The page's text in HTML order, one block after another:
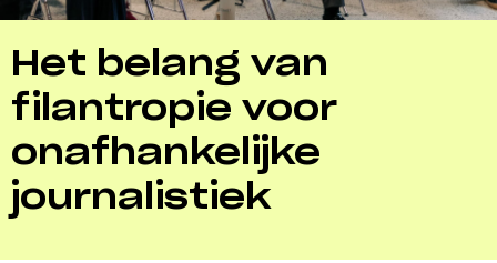
Het belang van
filantropie voor
onafhankelijke
journalistiek